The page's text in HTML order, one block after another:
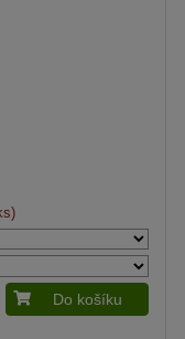
Do košíku